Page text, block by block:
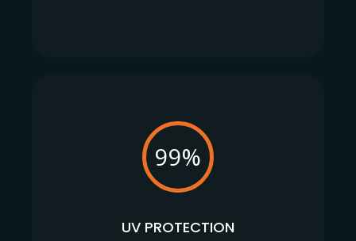
99%
UV PROTECTION